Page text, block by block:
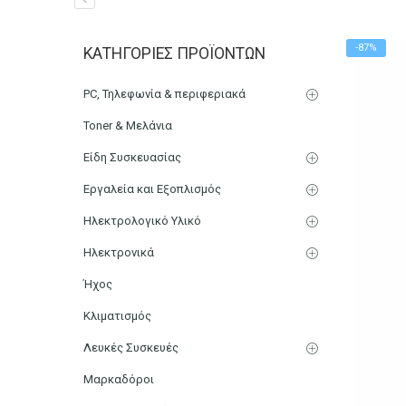
Tιμολόγιο Παροχής -87%
ΚΑΤΗΓΟΡΊΕΣ ΠΡΟΪΌΝΤΩΝ
PC, Τηλεφωνία & περιφεριακά
Toner & Μελάνια
Είδη Συσκευασίας
Εργαλεία και Εξοπλισμός
Ηλεκτρολογικό Υλικό
Ηλεκτρονικά
Ήχος
Κλιματισμός
Λευκές Συσκευές
Μαρκαδόροι